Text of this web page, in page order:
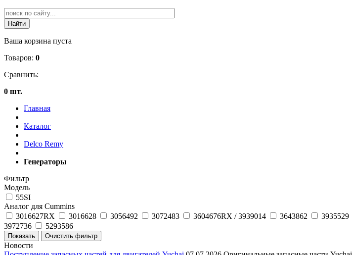
Ваша корзина пуста
Товаров: 0
Сравнить:
0 шт.
Главная
Каталог
Delco Remy
Генераторы
Фильтр
Модель
55SI
Аналог для Cummins
3016627RX
3016628 3056492 3072483 3604676RX / 3939014 3643862 3935529
3972736
5293586
Новости